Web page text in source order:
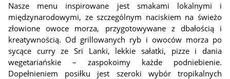
Nasze menu inspirowane jest smakami lokalnymi i
międzynarodowymi, ze szczególnym naciskiem na świeżo
złowione owoce morza, przygotowywane z dbałością i
kreatywnością. Od grillowanych ryb i owoców morza po
sycące curry ze Sri Lanki, lekkie sałatki, pizze i dania
wegetariańskie – zaspokoimy każde podniebienie.
Dopełnieniem posiłku jest szeroki wybór tropikalnych